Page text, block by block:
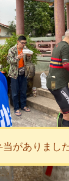
がありました